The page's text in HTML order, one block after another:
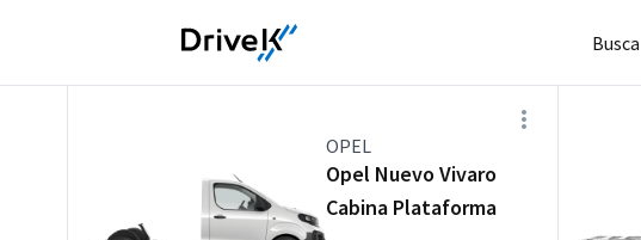
Busca
OPEL
Opel Nuevo Vivaro
Cabina Plataforma